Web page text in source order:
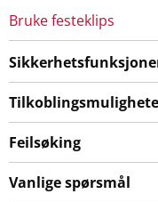
Bruke festeklips
Feilsøking
Vanlige spørsmål